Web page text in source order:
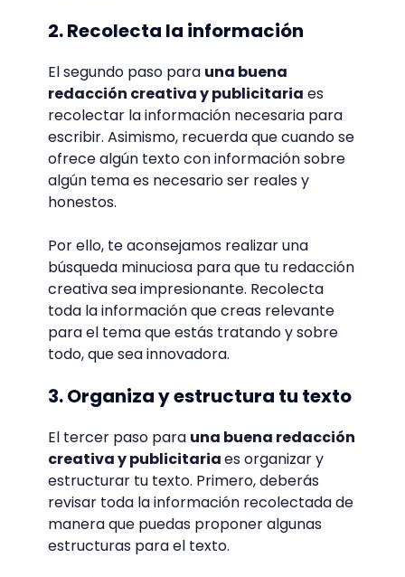
2. Recolecta la información
El segundo paso para una buena
redacción creativa y publicitaria es
recolectar la información necesaria para
escribir. Asimismo, recuerda que cuando se
ofrece algún texto con información sobre
algún tema es necesario ser reales y
honestos.
Por ello, te aconsejamos realizar una
búsqueda minuciosa para que tu redacción
creativa sea impresionante. Recolecta
toda la información que creas relevante
para el tema que estás tratando y sobre
todo, que sea innovadora.
3. Organiza y estructura tu texto
El tercer paso para una buena redacción
creativa y publicitariaes organizar y
estructurar tu texto. Primero, deberás
revisar toda la información recolectada de
manera que puedas proponer algunas
estructuras para el texto.